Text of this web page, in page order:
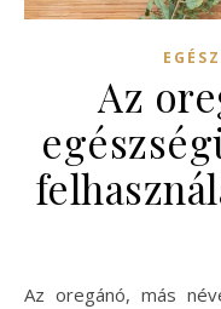
Az
Az oregánó, más néven szurokfű, nemcsak egy ízletes